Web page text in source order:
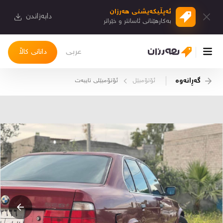
ئەپڵیكەیشنی هەرزان
بەكارهێنانی ئاسانتر و خێراتر دابەزاندن
دانانی کاڵا عربی
کاڵاکانم
دیاریکراوەکانم
دوا بینراوەکان
چات
گەڕانەوە ئۆتۆمبێل ئۆتۆمبێلی تایبه‌ت